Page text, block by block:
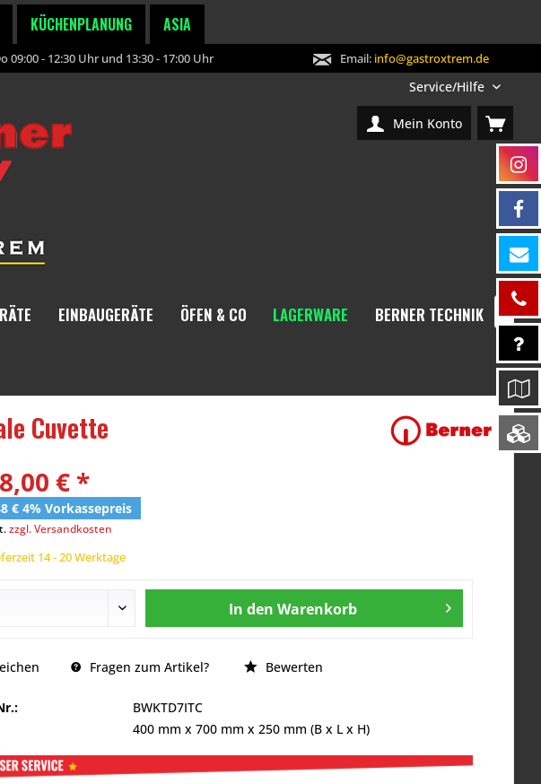
KÜCHENPLANUNG ASIA
09:00 - 12:30 Uhr und 13:30 - 17:00 Uhr Email: info@gastroxtrem.de
Service/Hilfe
Mein Konto
EINBAUGERÄTE ÖFEN & CO LAGERWARE BERNER TECHNIK
Cuvette
€ *
€ 4% Vorkassepreis
zzgl. Versandkosten
14 - 20 Werktage
In den Warenkorb
Fragen zum Artikel? Bewerten
BWKTD7ITC
400 mm x700 mm x250 mm (B x L x H)